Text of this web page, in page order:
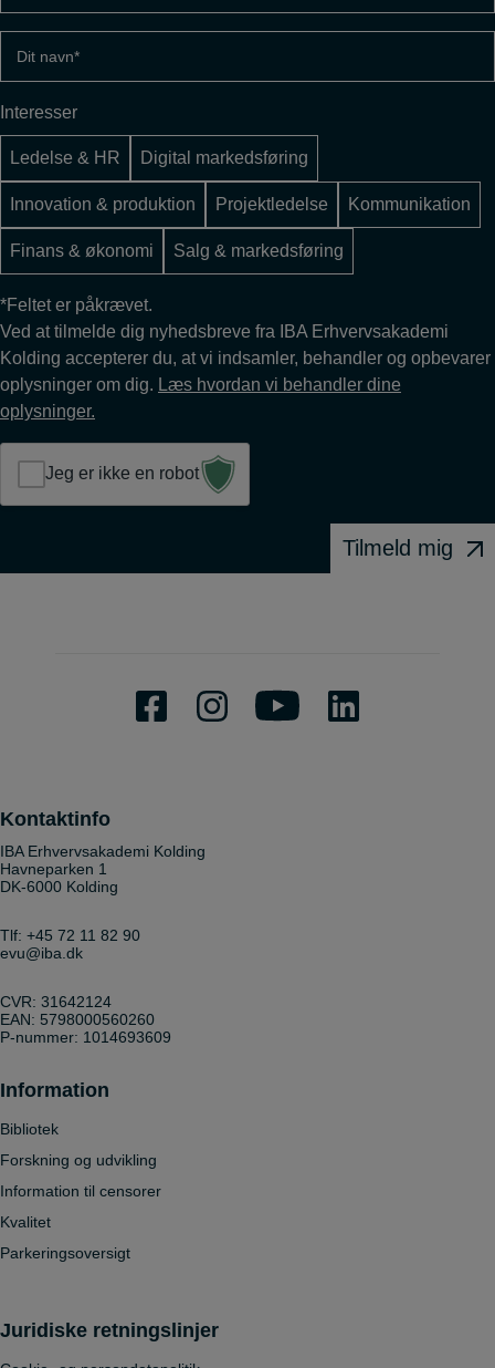
(Påkrævet)
Interesser
Ledelse & HR Digital markedsføring
Innovation & produktion Projektledelse Kommunikation
Finans & økonomi Salg & markedsføring
*Feltet er påkrævet.
Ved at tilmelde dig nyhedsbreve fra IBA Erhvervsakademi
Kolding accepterer du, at vi indsamler, behandler og opbevarer
oplysninger om dig. Læs hvordan vi behandler dine
oplysninger.
Jeg er ikke en robot
Tilmeld mig
Kontaktinfo
IBA Erhvervsakademi Kolding
Havneparken 1
DK-6000 Kolding
Tlf: +45 72 11 82 90
evu@iba.dk
CVR: 31642124
EAN: 5798000560260
P-nummer: 1014693609
Information
Bibliotek
Forskning og udvikling
Information til censorer
Kvalitet
Parkeringsoversigt
Juridiske retningslinjer